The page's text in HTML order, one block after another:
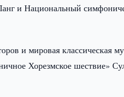
и Национальный
и мировая классическая
Хорезмское шествие»